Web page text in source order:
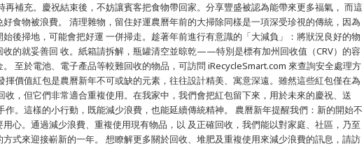
迎
接
農
曆
年
再補充。慶祝結束後，不妨讓賓客把食物帶回家。分享豐盛被認為能帶來更多福氣， 而這
食物被浪費。 清理雜物，留住好運農曆年前的大掃除同樣是一項深受珍視的傳統，因為
始後掃地，可能會把好運 一併掃走。趁著年前進行有意識的「大減負」：將狀況良好的物
收的就妥善回 收。紙箱請拆解，瓶罐清空並晾乾——特別是標有加州回收值（CRV）的容
至於電池、電子產品等較難回收的物品，可訪問 iRecycleSmart.com 來查詢安全處理方
揮價值紅包是農曆新年不可或缺的元素，往往設計精美、寓意深遠。雖然這些紅包僅在為
收，但它們非常適合重複使用。在我家中，我們會把紅包留下來，用於未來的慶祝、送
作。這樣的小行動，既能減少浪費，也能延續傳統精神。 農曆新年提醒我們：新的開始不
用心。通過減少浪費、重複使用現有物品，以 及正確回收，我們能以對家庭、社區，乃至
式來迎接嶄新的一年。 想瞭解更多關於回收、堆肥及重複使用來減少浪費的訊息，請訪